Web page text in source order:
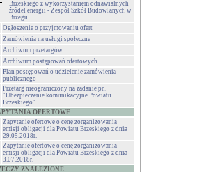
Brzeskiego z wykorzystaniem odnawialnych
źródeł energii - Zespół Szkół Budowlanych w
Brzegu
Ogłoszenie o przyjmowaniu ofert
Zamówienia na usługi społeczne
Archiwum przetargów
Archiwum postępowań ofertowych
Plan postępowań o udzielenie zamówienia
publicznego
Przetarg nieograniczony na zadanie pn.
"Ubezpieczenie komunikacyjne Powiatu
Brzeskiego"
OFERTOWE
Zapytanie ofertowe o cenę zorganizowania
emisji obligacji dla Powiatu Brzeskiego z dnia
29.05.2018r.
Zapytanie ofertowe o cenę zorganizowania
emisji obligacji dla Powiatu Brzeskiego z dnia
3.07.2018r.
ZNALEZIONE